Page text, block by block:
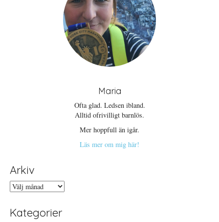
Maria
Ofta glad. Ledsen ibland.
Alltid ofrivilligt barnlös.
Mer hoppfull än igår.
Läs mer om mig här!
Arkiv
Arkiv
Kategorier